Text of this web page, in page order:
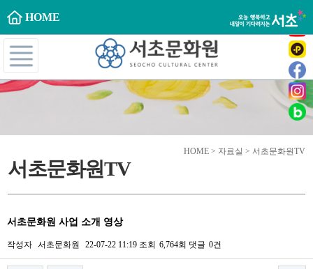
HOME
HOME > 자료실 > 서초문화원TV
서초문화원TV
서초문화원 사업 소개 영상
작성자 서초문화원 22-07-22 11:19 조회 6,764회 댓글 0건